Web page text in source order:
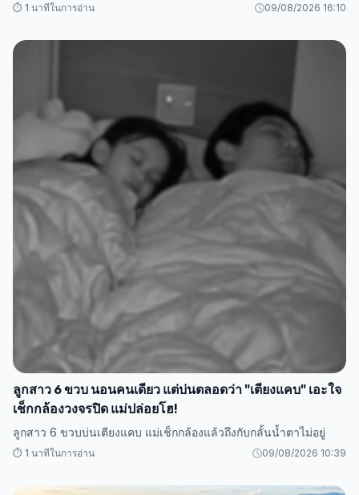
⏱️ 1 นาทีในการอ่าน 09/08/2026 16:10
ลูกสาว 6 ขวบ นอนคนเดียว แต่บ่นตลอดว่า "เตียงแคบ" เอะใจ
เช็กกล้องวงจรปิด แม่ปล่อยโฮ!
ลูกสาว 6 ขวบบ่นเตียงแคบ แม่เช็กกล้องแล้วถึงกับกลั้นน้ำตาไม่อยู่
⏱️ 1 นาทีในการอ่าน 09/08/2026 10:39